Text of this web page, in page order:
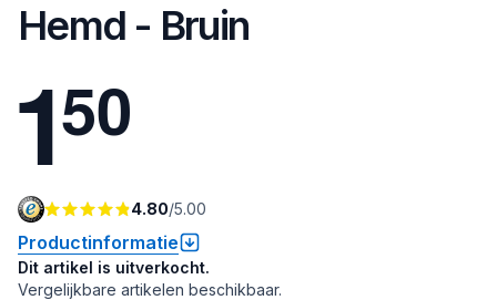
Hemd - Bruin
150
4.80/5.00
Productinformatie
Dit artikel is uitverkocht.
Vergelijkbare artikelen beschikbaar.